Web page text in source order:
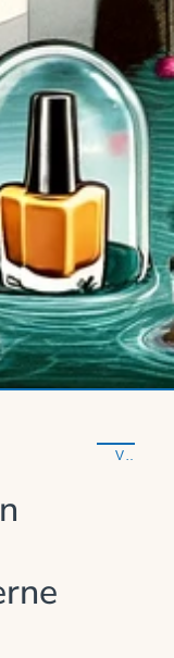
VOLGEND VERHAAL